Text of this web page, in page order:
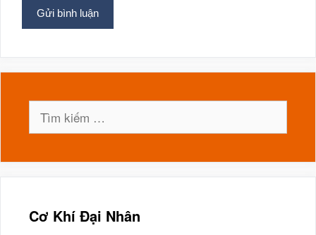
Tìm
kiếm
Cơ Khí Đại Nhân